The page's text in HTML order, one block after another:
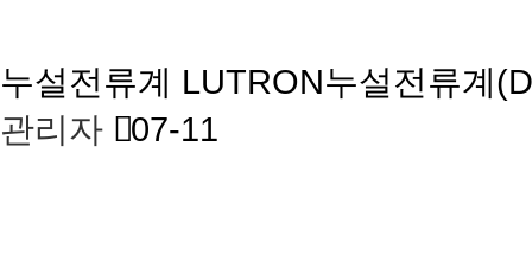
누설전류계 LUTRON누설전류계
관리자 07-11